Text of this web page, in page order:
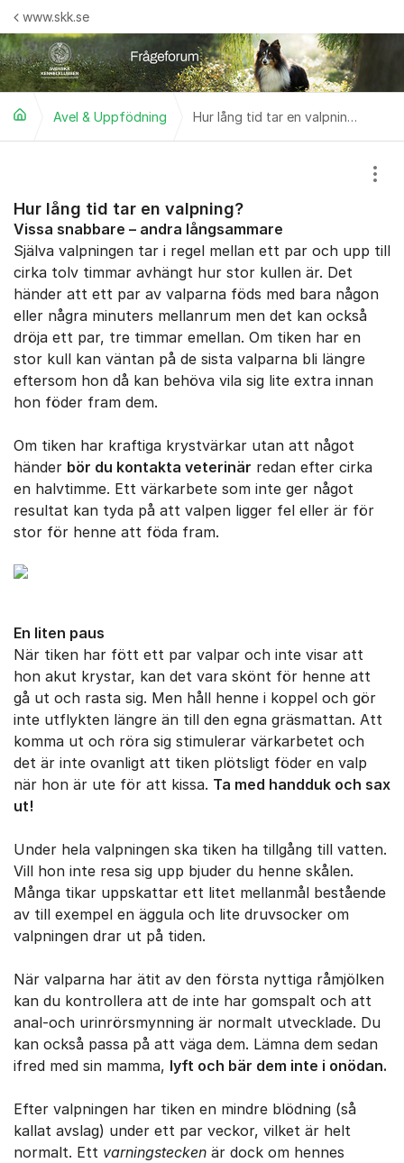
Hoppa till innehåll
www.skk.se
Avel & Uppfödning Hur lång tid tar en valpning?
Hur lång tid tar en valpning?
Vissa snabbare – andra långsammare
Själva valpningen tar i regel mellan ett par och upp till
cirka tolv timmar avhängt hur stor kullen är. Det
händer att ett par av valparna föds med bara någon
eller några minuters mellanrum men det kan också
dröja ett par, tre timmar emellan. Om tiken har en
stor kull kan vän­tan på de sista valparna bli längre
eftersom hon då kan behöva vila sig lite extra innan
hon föder fram dem.
Om tiken har kraftiga krystvärkar utan att något
hän­der bör du kontakta veterinär redan efter cirka
en halv­timme. Ett värkarbete som inte ger något
resultat kan tyda på att valpen ligger fel eller är för
stor för henne att föda fram.
En liten paus
När tiken har fött ett par valpar och inte visar att
hon akut krystar, kan det vara skönt för henne att
gå ut och rasta sig. Men håll henne i koppel och gör
inte utflyk­ten längre än till den egna gräsmattan. Att
komma ut och röra sig stimulerar värkarbetet och
det är inte ovanligt att tiken plötsligt föder en valp
när hon är ute för att kissa. Ta med handduk och sax
ut!
Under hela valpningen ska tiken ha tillgång till vat­ten.
Vill hon inte resa sig upp bjuder du henne skålen.
Många tikar uppskattar ett litet mellanmål bestående
av till exempel en äggula och lite druvsocker om
valpningen drar ut på tiden.
När valparna har ätit av den första nyttiga råmjölken
kan du kontrollera att de inte har gomspalt och att
anal-och urinrörsmynning är normalt utvecklade. Du
kan också passa på att väga dem. Lämna dem sedan
ifred med sin mamma, lyft och bär dem inte i onödan.
Efter valpningen har tiken en mindre blödning (så
kallat avslag) under ett par veckor, vilket är helt
normalt. Ett var­ningstecken är dock om hennes